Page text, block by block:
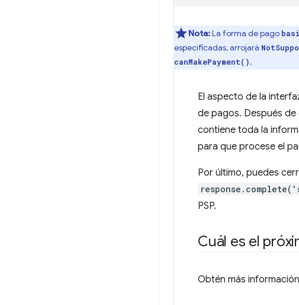
Nota:La forma de pago
especificadas, arrojará
canMakePayment().
El aspecto de la
de pagos. Después
contiene toda la
para que procese el
Por último, puedes
PSP.
Cuál es el
Obtén más